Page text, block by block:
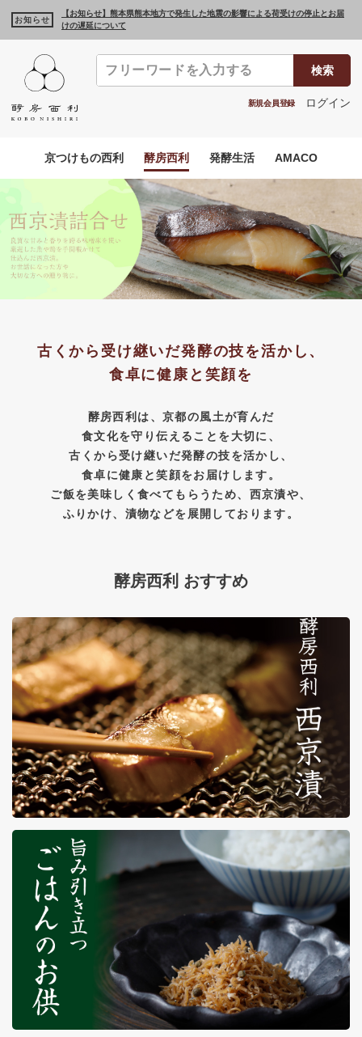
お知らせ
【お知らせ】熊本県熊本地方で発生した地震の影響による荷受けの停止とお届
けの遅延について
検索
新規会員登録 ログイン
京つけもの西利 酵房西利 発酵生活 AMACO
古くから受け継いだ発酵の技を活かし、
食卓に健康と笑顔を
酵房西利は、京都の風土が育んだ
食文化を守り伝えることを大切に、
古くから受け継いだ発酵の技を活かし、
食卓に健康と笑顔をお届けします。
ご飯を美味しく食べてもらうため、西京漬や、
ふりかけ、漬物などを展開しております。
酵房西利 おすすめ